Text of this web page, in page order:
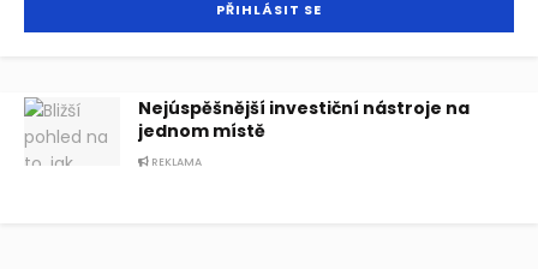
Nejúspěšnější investiční nástroje na
jednom místě
REKLAMA